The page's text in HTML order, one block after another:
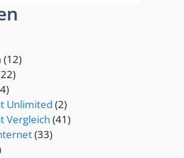
(12)
Unlimited (2)
Vergleich (41)
(33)